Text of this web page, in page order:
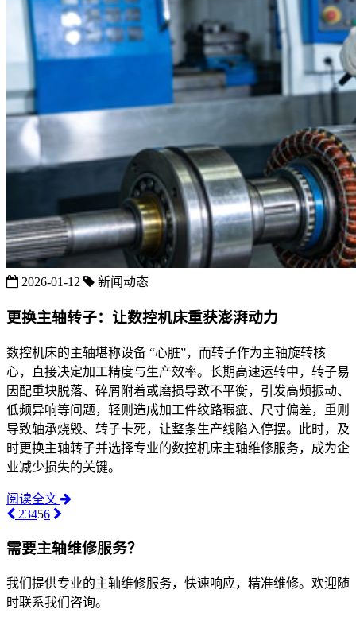
2026-01-12 新闻动态
更换主轴转子：让数控机床重获澎湃动力
数控机床的主轴堪称设备 “心脏”，而转子作为主轴旋转核
心，直接决定加工精度与生产效率。长期高速运转中，转子易
因配重块脱落、碎屑附着或磨损导致不平衡，引发高频振动、
低频异响等问题，轻则造成加工件纹路瑕疵、尺寸偏差，重则
导致轴承烧毁、转子卡死，让整条生产线陷入停摆。此时，及
时更换主轴转子并选择专业的数控机床主轴维修服务，成为企
业减少损失的关键。
阅读全文
23456
需要主轴维修服务？
我们提供专业的主轴维修服务，快速响应，精准维修。欢迎随
时联系我们咨询。